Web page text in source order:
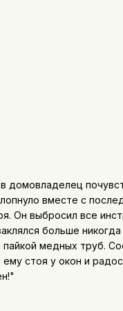
домовладелец
вместе с
Он выбросил все
больше никогда
пайкой медных труб.
стоя у окон и